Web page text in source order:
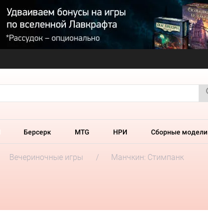
Берсерк MTG НРИ Сборные модели
Вечериночные игры Манчкин: Стимпанк